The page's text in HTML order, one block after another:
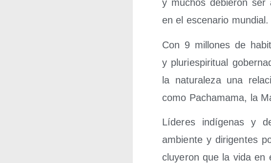
y muchos debie­ron ser
en el esce­na­rio mundial.
Con 9 millo­nes de
y plu­ri­es­pi­ri­tual
la natu­ra­le­za una
como Pacha­ma­ma, la
Líde­res indí­ge­nas y
ambien­te y diri­gen­tes
clu­ye­ron que la vida en